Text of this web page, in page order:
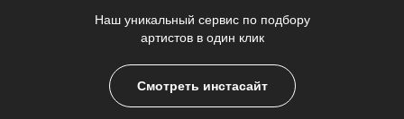
Наш уникальный сервис по подбору
артистов в один клик
Смотреть инстасайт